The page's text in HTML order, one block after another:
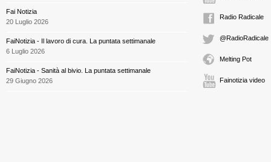
Fai Notizia
20 Luglio 2026
FaiNotizia - Il lavoro di cura. La puntata settimanale
6 Luglio 2026
FaiNotizia - Sanità al bivio. La puntata settimanale
29 Giugno 2026
Radio Radicale
@RadioRadicale
Melting Pot
Fainotizia video